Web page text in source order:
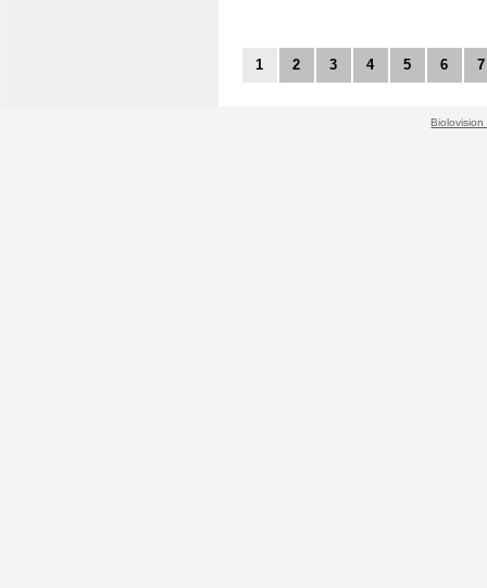
1 2 3 4 5 6 7
Biolovision